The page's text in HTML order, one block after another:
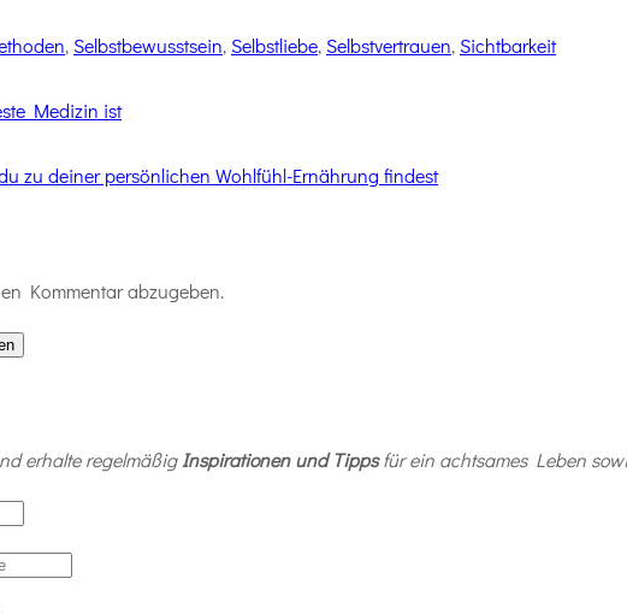
, Selbstbewusstsein, Selbstliebe, Selbstvertrauen, Sichtbarkeit
Medizin ist
zu deiner persönlichen Wohlfühl-Ernährung findest
Kommentar abzugeben.
erhalte regelmäßigInspirationen und Tippsfür ein achtsames Leben